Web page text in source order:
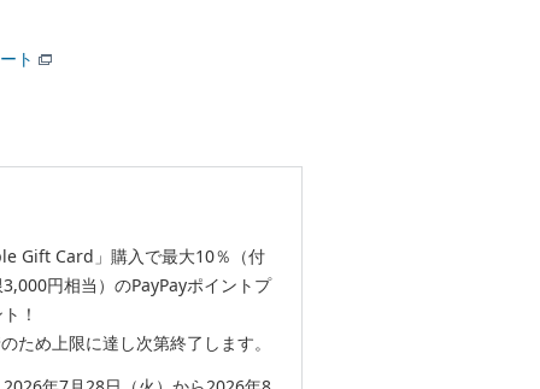
ト
Gift Card」購入で最大10％（付
円相当）のPayPayポイントプ
！
ため上限に達し次第終了します。